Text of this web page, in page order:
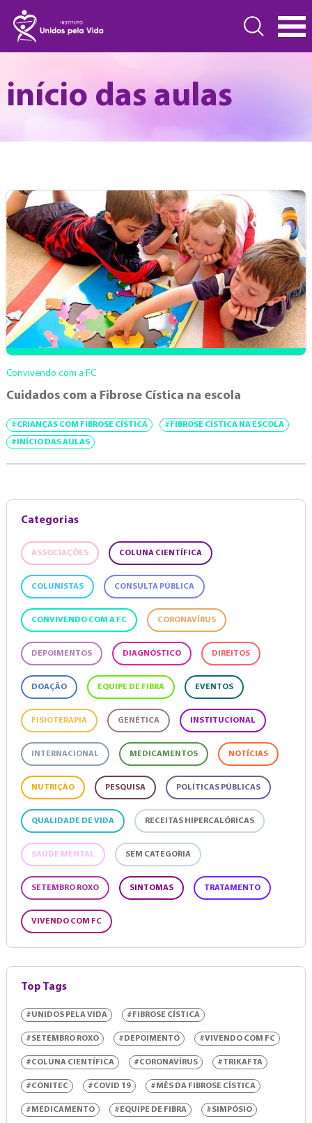
início das aulas
Convivendo com a FC
Cuidados com a Fibrose Cística na escola
#CRIANÇAS COM FIBROSE CÍSTICA #FIBROSE CÍSTICA NA ESCOLA
#INÍCIO DAS AULAS
Categorias
ASSOCIAÇÕES COLUNA CIENTÍFICA
COLUNISTAS CONSULTA PÚBLICA
CONVIVENDO COM A FC CORONAVÍRUS
DEPOIMENTOS DIAGNÓSTICO DIREITOS
DOAÇÃO EQUIPE DE FIBRA EVENTOS
FISIOTERAPIA GENÉTICA INSTITUCIONAL
INTERNACIONAL MEDICAMENTOS NOTÍCIAS
NUTRIÇÃO PESQUISA POLÍTICAS PÚBLICAS
QUALIDADE DE VIDA RECEITAS HIPERCALÓRICAS
SAÚDE MENTAL SEM CATEGORIA
SETEMBRO ROXO SINTOMAS TRATAMENTO
VIVENDO COM FC
Top Tags
#UNIDOS PELA VIDA #FIBROSE CÍSTICA
#SETEMBRO ROXO #DEPOIMENTO #VIVENDO COM FC
#COLUNA CIENTÍFICA #CORONAVÍRUS #TRIKAFTA
#CONITEC #COVID 19 #MÊS DA FIBROSE CÍSTICA
#MEDICAMENTO #EQUIPE DE FIBRA #SIMPÓSIO